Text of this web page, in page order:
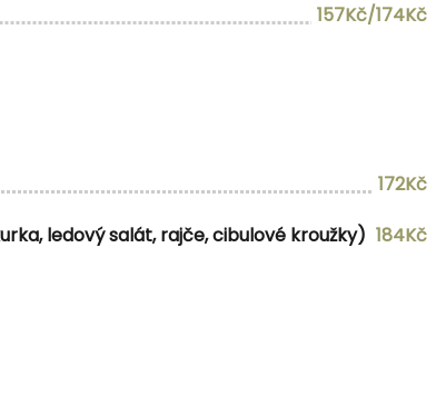
157Kč/174Kč
172Kč
ledový salát, rajče, cibulové kroužky) 184Kč